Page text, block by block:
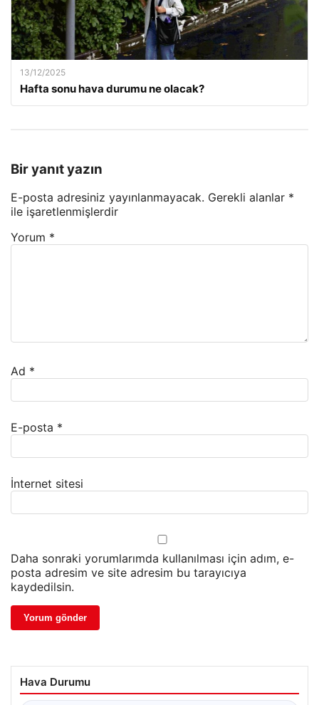
13/12/2025
Hafta sonu hava durumu ne olacak?
Bir yanıt yazın
E-posta adresiniz yayınlanmayacak. Gerekli alanlar *
ile işaretlenmişlerdir
Yorum *
Ad *
E-posta *
İnternet sitesi
Daha sonraki yorumlarımda kullanılması için adım, e-
posta adresim ve site adresim bu tarayıcıya
kaydedilsin.
Hava Durumu